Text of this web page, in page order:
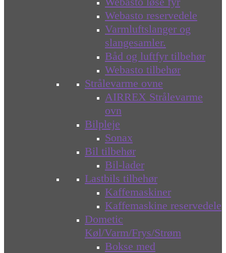
Webasto reservedele
Varmluftslanger og
slangesamler.
Båd og luftfyr tilbehør
Webasto tilbehør
Strålevarme ovne
AIRREX Strålevarme
ovn
Bilpleje
Sonax
Bil tilbehør
Bil-lader
Lastbils tilbehør
Kaffemaskiner
Kaffemaskine reservedele
Dometic
Køl/Varm/Frys/Strøm
Bokse med